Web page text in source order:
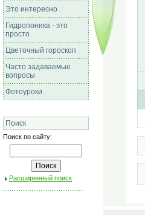
Это интересно
Гидропоника - это
просто
Цветочный гороскоп
Часто задаваемые
вопросы
Фотоуроки
Поиск
Поиск по сайту:
Расширенный поиск